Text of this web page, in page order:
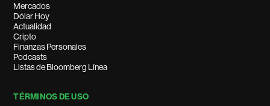
Mercados
Dólar Hoy
Actualidad
Cripto
Finanzas Personales
Podcasts
Listas de Bloomberg Línea
TÉRMINOS DE USO